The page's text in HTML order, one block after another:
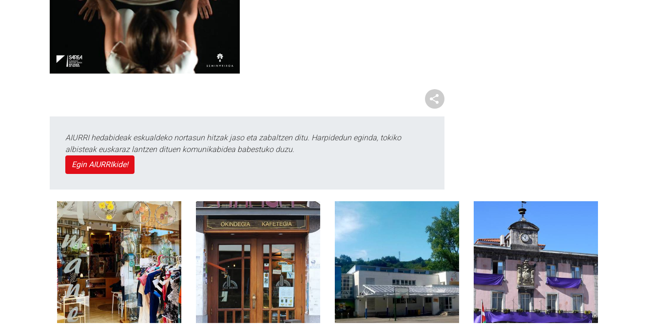
AIURRI hedabideak eskualdeko nortasun hitzak jaso eta zabaltzen ditu. Harpidedun eginda, tokiko
albisteak euskaraz lantzen dituen komunikabidea babestuko duzu.
Egin AIURRIkide!